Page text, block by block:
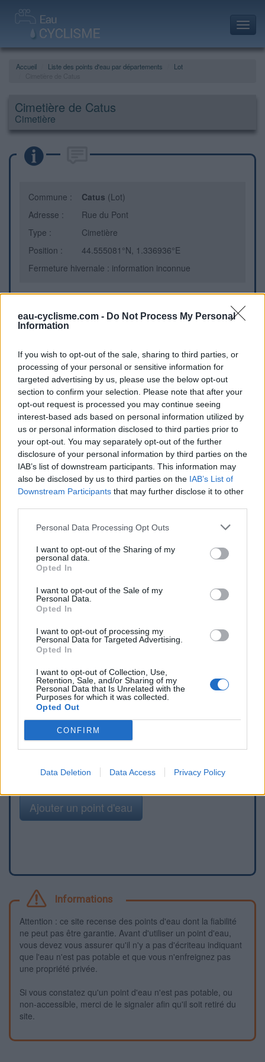
eau-cyclisme.com - Do Not Process My Personal
Information
If you wish to opt-out of the sale, sharing to third parties, or
processing of your personal or sensitive information for
targeted advertising by us, please use the below opt-out
section to confirm your selection. Please note that after your
opt-out request is processed you may continue seeing
interest-based ads based on personal information utilized by
us or personal information disclosed to third parties prior to
your opt-out. You may separately opt-out of the further
disclosure of your personal information by third parties on the
IAB’s list of downstream participants. This information may
also be disclosed by us to third parties on the IAB’s List of
Downstream Participants that may further disclose it to other
Personal Data Processing Opt Outs
I want to opt-out of the Sharing of my
personal data.
Opted In
I want to opt-out of the Sale of my
Personal Data.
Opted In
I want to opt-out of processing my
Personal Data for Targeted Advertising.
Opted In
I want to opt-out of Collection, Use,
Retention, Sale, and/or Sharing of my
Personal Data that Is Unrelated with the
Purposes for which it was collected.
Opted Out
CONFIRM
Data Deletion Data Access Privacy Policy
Accueil Liste des points d'eau par départements
Lot
Cimetière de Catus
Cimetière
Commune : Catus (Lot)
Adresse :
Rue du Pont
Type :
Cimetière
Position :
44.555081°N, 1.336936°E
Fermeture hivernale : information inconnue
Informations complémentaires
Repères visuels
Afficher la carte
Signaler une erreur
Ajouter un point d'eau
Informations
Attention : ce site recense des points d'eau dont la fiabilité
ne peut pas être garantie. Avant d'utiliser un point d'eau,
vous devez vous assurer qu'il n'y a pas d'écriteau indiquant
que l'eau n'est pas potable et que vous n'enfreignez pas
une propriété privée.
Si vous constatez qu'un point d'eau n'est pas potable, ou
non-accessible, merci de le signaler afin qu'il soit retiré du
site.